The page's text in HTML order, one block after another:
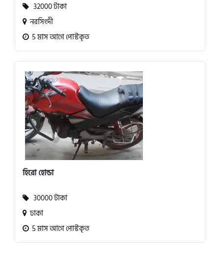
32000 টাকা
নরসিংদী
5 মাস আগে পোস্টকৃত
হিরো হোন্ডা
30000 টাকা
ঢাকা
5 মাস আগে পোস্টকৃত